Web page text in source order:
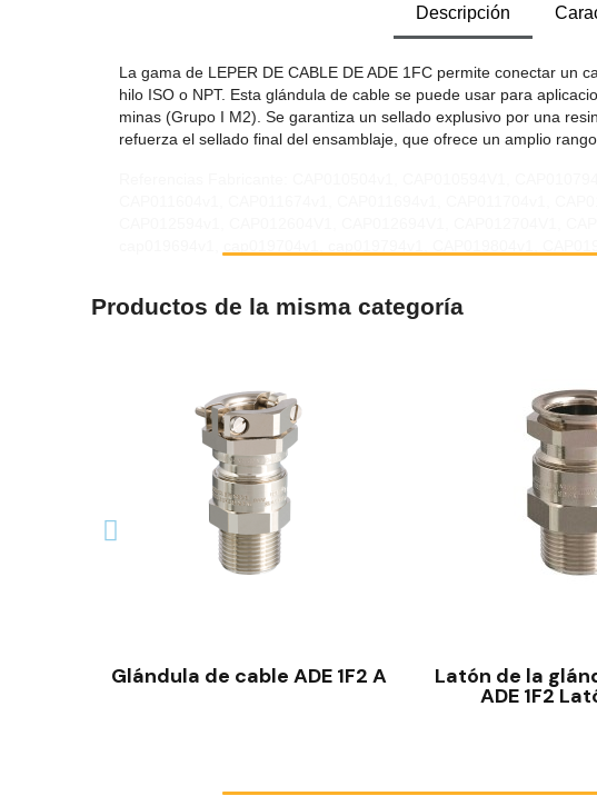
Descripción
La gama de LEPER DE CABLE DE ADE 1FC permite conectar un
hilo ISO o NPT. Esta glándula de cable se puede usar para
minas (Grupo I M2). Se garantiza un sellado explusivo por una
refuerza el sellado final del ensamblaje, que ofrece un amplio
Productos de la misma categoría
Glándula de cable ADE 1F2 A Latón de la
ADE 1F2